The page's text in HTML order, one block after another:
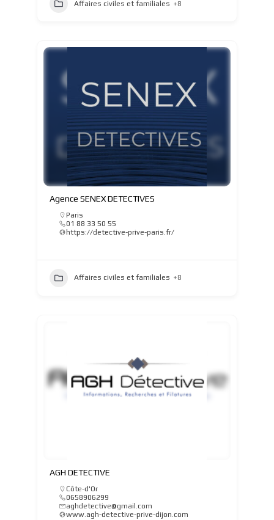
Affaires civiles et familiales +8
Agence SENEX DETECTIVES
Paris
01 88 33 50 55
https://detective-prive-paris.fr/
Affaires civiles et familiales +8
AGH DETECTIVE
Côte-d'Or
0658906299
aghdetective@gmail.com
www.agh-detective-prive-dijon.com